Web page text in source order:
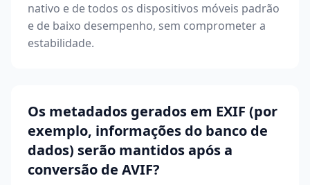
nativo e de todos os dispositivos móveis padrão
e de baixo desempenho, sem comprometer a
estabilidade.
Os metadados gerados em EXIF (por
exemplo, informações do banco de
dados) serão mantidos após a
conversão de AVIF?